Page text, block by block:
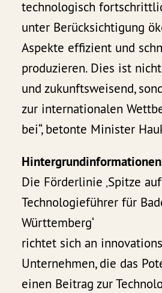
technologisch
unter Berücksichtigung
Aspekte effizient und
produzieren. Dies ist
und zukunftsweisend,
zur internationalen
bei“, betonte Minister
Die Förderlinie ‚Spitze
Technologieführer für
Württemberg‘
richtet sich an
Unternehmen, die das
einen Beitrag zur